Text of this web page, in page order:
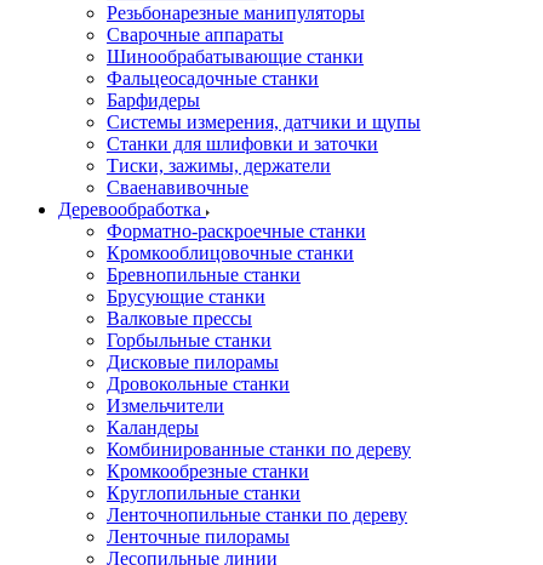
Резьбонарезные манипуляторы
Сварочные аппараты
Шинообрабатывающие станки
Фальцеосадочные станки
Барфидеры
Системы измерения, датчики и щупы
Станки для шлифовки и заточки
Тиски, зажимы, держатели
Cваенавивочные
Деревообработка
Форматно-раскроечные станки
Кромкооблицовочные станки
Бревнопильные станки
Брусующие станки
Валковые прессы
Горбыльные станки
Дисковые пилорамы
Дровокольные станки
Измельчители
Каландеры
Комбинированные станки по дереву
Кромкообрезные станки
Круглопильные станки
Ленточнопильные станки по дереву
Ленточные пилорамы
Лесопильные линии